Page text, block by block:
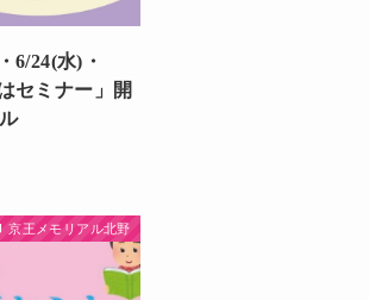
24(水)・
セミナー」開
京王メモリアル北野